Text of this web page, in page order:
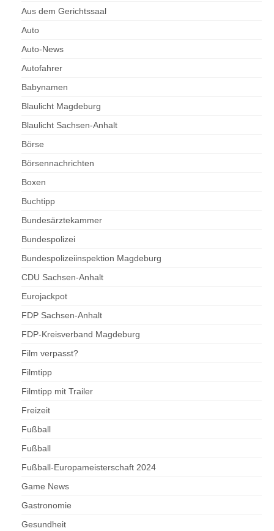
Aus dem Gerichtssaal
Auto
Auto-News
Autofahrer
Babynamen
Blaulicht Magdeburg
Blaulicht Sachsen-Anhalt
Börse
Börsennachrichten
Boxen
Buchtipp
Bundesärztekammer
Bundespolizei
Bundespolizeiinspektion Magdeburg
CDU Sachsen-Anhalt
Eurojackpot
FDP Sachsen-Anhalt
FDP-Kreisverband Magdeburg
Film verpasst?
Filmtipp
Filmtipp mit Trailer
Freizeit
Fußball
Fußball
Fußball-Europameisterschaft 2024
Game News
Gastronomie
Gesundheit